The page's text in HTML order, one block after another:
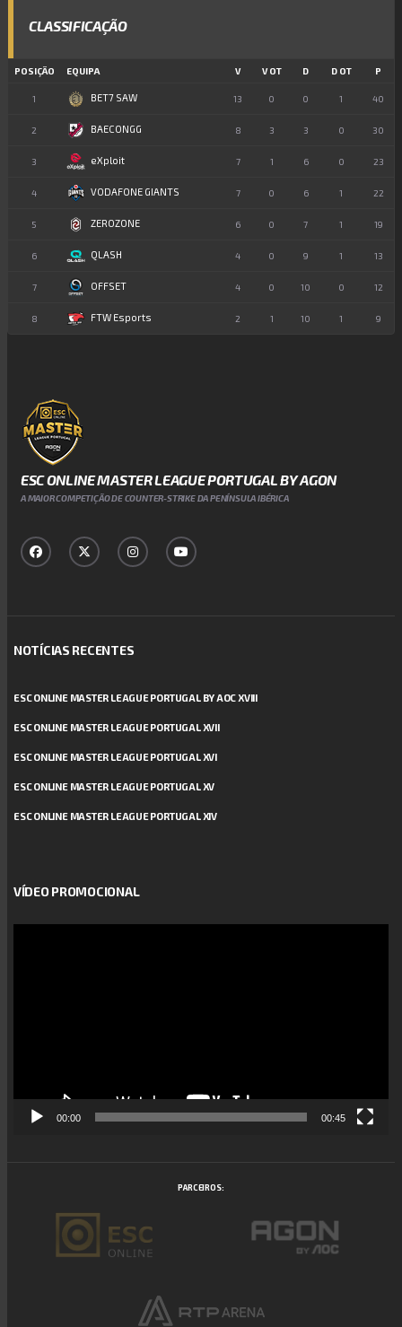
CLASSIFICAÇÃO
POSIÇÃO EQUIPA V V OT D D OT P
1 BET7 SAW 13 0 0 1 40
2 BAECONGG 8 3 3 0 30
3 eXploit 7 1 6 0 23
4 VODAFONE GIANTS 7 0 6 1 22
5 ZEROZONE 6 0 7 1 19
6 QLASH 4 0 9 1 13
7 OFFSET 4 0 10 0 12
8 FTW Esports 2 1 10 1 9
ESC ONLINE MASTER LEAGUE PORTUGAL BY AGON
A MAIOR COMPETIÇÃO DE COUNTER-STRIKE DA PENÍNSULA IBÉRICA
NOTÍCIAS RECENTES
ESC ONLINE MASTER LEAGUE PORTUGAL BY AOC XVIII
ESC ONLINE MASTER LEAGUE PORTUGAL XVII
ESC ONLINE MASTER LEAGUE PORTUGAL XVI
ESC ONLINE MASTER LEAGUE PORTUGAL XV
ESC ONLINE MASTER LEAGUE PORTUGAL XIV
VÍDEO PROMOCIONAL
00:00 00:45
PARCEIROS: